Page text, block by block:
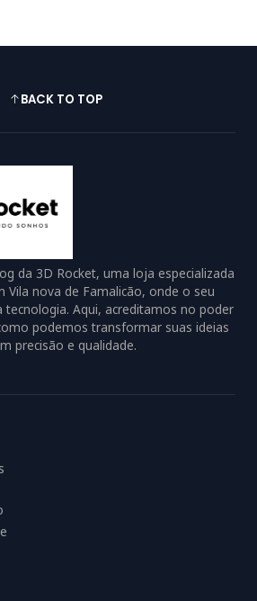
BACK TO TOP
da 3D Rocket, uma loja especializada
Vila nova de Famalicão, onde o seu
tecnologia. Aqui, acreditamos no poder
podemos transformar suas ideias
precisão e qualidade.